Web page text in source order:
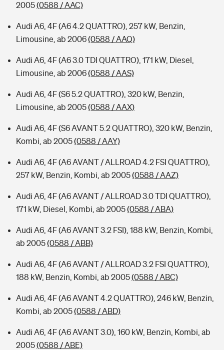
2005(0588 / AAC)
Audi A6, 4F (A6 4.2 QUATTRO), 257 kW, Benzin,
Limousine, ab 2006(0588 / AAQ)
Audi A6, 4F (A6 3.0 TDI QUATTRO), 171 kW, Diesel,
Limousine, ab 2006(0588 / AAS)
Audi A6, 4F (S6 5.2 QUATTRO), 320 kW, Benzin,
Limousine, ab 2005(0588 / AAX)
Audi A6, 4F (S6 AVANT 5.2 QUATTRO), 320 kW, Benzin,
Kombi, ab 2005(0588 / AAY)
Audi A6, 4F (A6 AVANT / ALLROAD 4.2 FSI QUATTRO),
257 kW, Benzin, Kombi, ab 2005(0588 / AAZ)
Audi A6, 4F (A6 AVANT / ALLROAD 3.0 TDI QUATTRO),
171 kW, Diesel, Kombi, ab 2005(0588 / ABA)
Audi A6, 4F (A6 AVANT 3.2 FSI), 188 kW, Benzin, Kombi,
ab 2005(0588 / ABB)
Audi A6, 4F (A6 AVANT / ALLROAD 3.2 FSI QUATTRO),
188 kW, Benzin, Kombi, ab 2005(0588 / ABC)
Audi A6, 4F (A6 AVANT 4.2 QUATTRO), 246 kW, Benzin,
Kombi, ab 2005(0588 / ABD)
Audi A6, 4F (A6 AVANT 3.0), 160 kW, Benzin, Kombi, ab
2005(0588 / ABE)